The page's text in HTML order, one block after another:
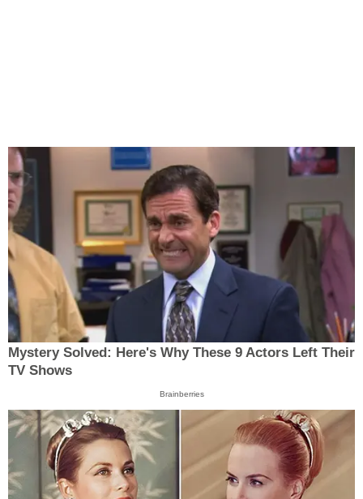
Mystery Solved: Here's Why These 9 Actors Left Their
TV Shows
Brainberries